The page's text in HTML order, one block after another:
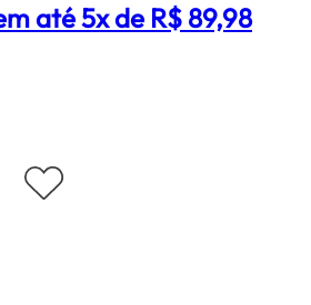
até 5x de R$ 89,98